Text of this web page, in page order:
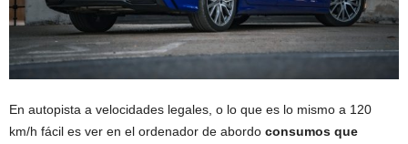
En autopista a velocidades legales, o lo que es lo mismo a 120
km/h fácil es ver en el ordenador de abordo consumos que